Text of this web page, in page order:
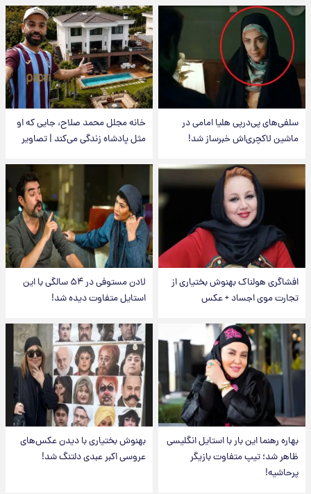
سلفی‌های پی‌درپی هلیا امامی در
ماشین لاکچری‌اش خبرساز شد!
خانه مجلل محمد صلاح، جایی که او
مثل پادشاه زندگی می‌کند | تصاویر
افشاگری هولناک بهنوش بختیاری از
تجارت موی اجساد + عکس
لادن مستوفی در ۵۴ سالگی با این
استایل متفاوت دیده شد!
بهاره رهنما این بار با استایل انگلیسی
ظاهر شد؛ تیپ متفاوت بازیگر
پرحاشیه!
بهنوش بختیاری با دیدن عکس‌های
عروسی اکبر عبدی دلتنگ شد!